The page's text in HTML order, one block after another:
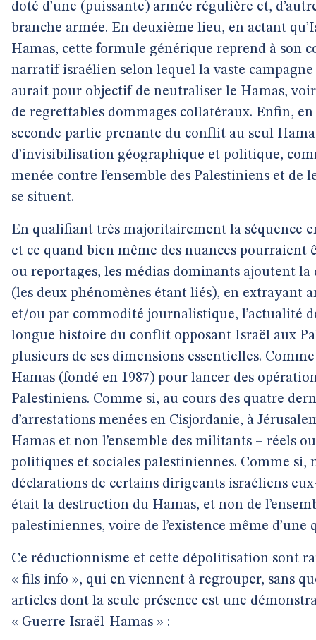
doté d’une (puissante) armée régulière et,
branche armée. En deuxième lieu, en actant
Hamas, cette formule générique reprend à son
narratif israélien selon lequel la vaste
aurait pour objectif de neutraliser le Hamas,
de regrettables dommages collatéraux. Enfin,
seconde partie prenante du conflit au seul
d’invisibilisation géographique et politique,
menée contre l’ensemble des Palestiniens et de
se situent.
En qualifiant très majoritairement la séquence
et ce quand bien même des nuances pourraient
ou reportages, les médias dominants ajoutent
(les deux phénomènes étant liés), en extrayant
et/ou par commodité journalistique, l’actualité
longue histoire du conflit opposant Israël aux
plusieurs de ses dimensions essentielles.
Hamas (fondé en 1987) pour lancer des
Palestiniens. Comme si, au cours des quatre
d’arrestations menées en Cisjordanie, à
Hamas et non l’ensemble des militants – réels
politiques et sociales palestiniennes. Comme si,
déclarations de certains dirigeants israéliens
était la destruction du Hamas, et non de
palestiniennes, voire de l’existence même
Ce réductionnisme et cette dépolitisation sont
« fils info », qui en viennent à regrouper, sans
articles dont la seule présence est une
« Guerre Israël-Hamas » :